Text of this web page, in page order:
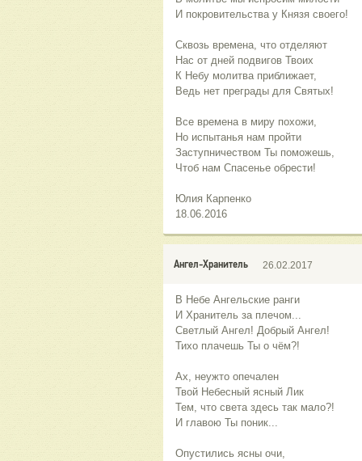
И покровительства у Князя своего!
Сквозь времена, что отделяют
Нас от дней подвигов Твоих
К Небу молитва приближает,
Ведь нет преграды для Святых!
Все времена в миру похожи,
Но испытанья нам пройти
Заступничеством Ты поможешь,
Чтоб нам Спасенье обрести!
Юлия Карпенко
18.06.2016
Ангел-Хранитель 26.02.2017
В Небе Ангельские ранги
И Хранитель за плечом...
Светлый Ангел! Добрый Ангел!
Тихо плачешь Ты о чём?!
Ах, неужто опечален
Твой Небесный ясный Лик
Тем, что света здесь так мало?!
И главою Ты поник...
Опустились ясны очи,